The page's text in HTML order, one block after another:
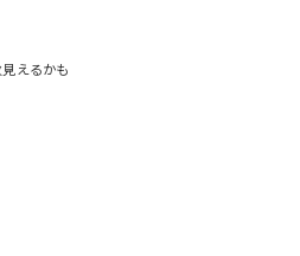
えるかも